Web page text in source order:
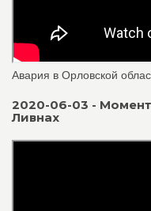
Авария в Орловской
2020-06-03 -
Ливнах